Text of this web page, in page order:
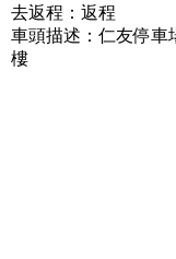
去返程：返程
車頭描述：仁友停車
樓